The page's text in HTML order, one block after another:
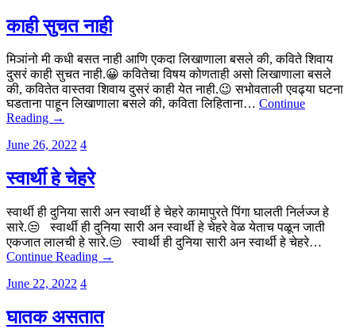
काही सुचत नाही
मिञांनो मी कधी बसत नाही आणि एकदा लिखाणाला बसले की, कविते शिवाय
दुसरं काही सुचत नाही.😀 कवितेचा विषय कोणताही असो लिखाणाला बसले
की, कवितेत वास्तवा शिवाय दुसरं काही येत नाही.😉 सभोवताली एवढ्या घटना
घडताना पाहून लिखाणाला बसले की, कविता लिहिताना… Continue
Reading →
June 26, 2022 4
स्वार्थी हे चेहरे
स्वार्थी ही दुनिया सारी अन स्वार्थी हे चेहरे कामापुरते पिंगा घालती निर्लज्ज हे
सारे.😒 स्वार्थी ही दुनिया सारी अन स्वार्थी हे चेहरे वेळ येताच पळून जाती
एकजात लालची हे सारे.😒 स्वार्थी ही दुनिया सारी अन स्वार्थी हे चेहरे…
Continue Reading →
June 22, 2022 4
घातक असतात